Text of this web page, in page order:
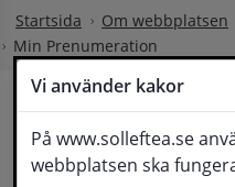
Vi använder kakor
På www.solleftea.se
webbplatsen ska
Startsida
Om webbplatsen
Min Prenumeration
Min Prenumeration